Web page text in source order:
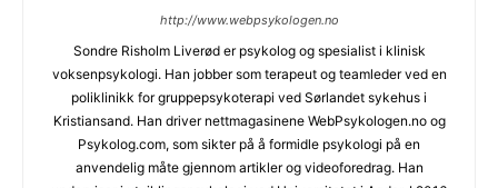
http://www.webpsykologen.no
Sondre Risholm Liverød er psykolog og spesialist i klinisk
voksenpsykologi. Han jobber som terapeut og teamleder ved en
poliklinikk for gruppepsykoterapi ved Sørlandet sykehus i
Kristiansand. Han driver nettmagasinene WebPsykologen.no og
Psykolog.com, som sikter på å formidle psykologi på en
anvendelig måte gjennom artikler og videoforedrag. Han